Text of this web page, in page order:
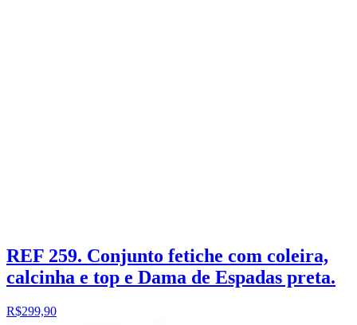
REF 259. Conjunto fetiche com coleira,
calcinha e top e Dama de Espadas preta.
R$299,90